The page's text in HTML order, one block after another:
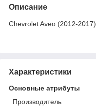
Описание
Chevrolet Aveo (2012-2017)
Характеристики
Основные атрибуты
Производитель